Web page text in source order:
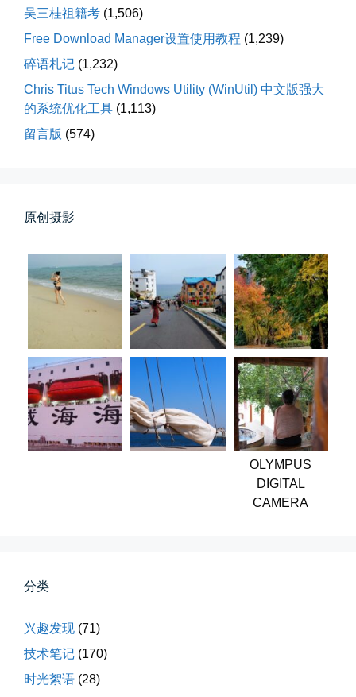
前互联网精神
从马化腾模仿ICQ的OICQ时...
📅 04-25 21:39👤 Zairun
落雪音乐下载最稳定音乐源
📅 04-10 17:19👤 Zairun
春雪挂树枝
第一次AI视频创作手记
第一次用AI做视频，我把许嵩歌...
吴三桂祖籍考 (1,506)
Free Download Manager设置使用教程 (1,239)
碎语札记 (1,232)
Chris Titus Tech Windows Utility (WinUtil) 中文版强大
的系统优化工具 (1,113)
留言版 (574)
原创摄影
OLYMPUS
DIGITAL
CAMERA
分类
兴趣发现 (71)
技术笔记 (170)
时光絮语 (28)